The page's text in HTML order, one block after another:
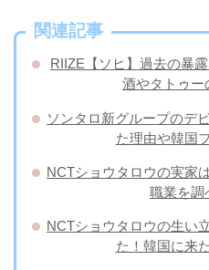
関連記事
RIIZE【ソヒ】過去の暴
酒やタトゥー
ソンタロ新グループのデ
た理由や韓国
NCTショウタロウの実家
職業を調
NCTショウタロウの生い
た！韓国に来